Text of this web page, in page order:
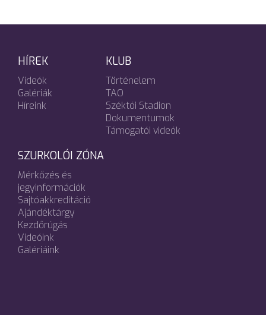
HÍREK
Videók
Galériák
Híreink
KLUB
Történelem
TAO
Széktói Stadion
Dokumentumok
Támogatói videók
SZURKOLÓI ZÓNA
Mérkőzés és
jegyinformációk
Sajtóakkreditáció
Ajándéktárgy
Kezdőrúgás
Videóink
Galériáink